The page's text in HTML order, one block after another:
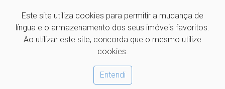
Este site utiliza cookies para permitir a mudança de
língua e o armazenamento dos seus imóveis favoritos.
Ao utilizar este site, concorda que o mesmo utilize
cookies.
Entendi